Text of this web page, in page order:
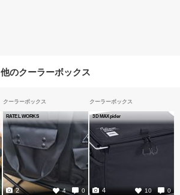
他のクーラーボックス
クーラーボックス
RATEL WORKS
4 0
2
クーラーボックス
3D MAXpider
10 0
4